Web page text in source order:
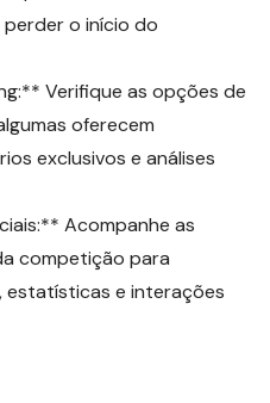
o início do
Verifique as opções de
oferecem
exclusivos e análises
Acompanhe as
competição para
estatísticas e interações